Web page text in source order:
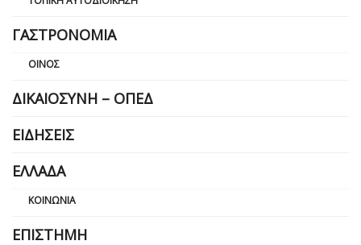
ΓΑΣΤΡΟΝΟΜΊΑ
ΟΊΝΟΣ
ΔΙΚΑΙΟΣΎΝΗ – ΟΠΕΔ
ΕΙΔΉΣΕΙΣ
ΕΛΛΆΔΑ
ΚΟΙΝΩΝΊΑ
ΕΠΙΣΤΉΜΗ